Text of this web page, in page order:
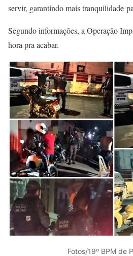
servir, garantindo mais tranquilidade
Segundo informações, a Operação
hora pra acabar.
Fotos/19º BPM de